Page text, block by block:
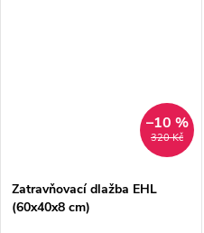
320 Kč
–10 %
Zatravňovací dlažba EHL
(60x40x8 cm)